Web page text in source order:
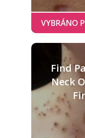
Find
Neck